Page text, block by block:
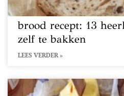
brood recept: 13
zelf te bakken
LEES VERDER »